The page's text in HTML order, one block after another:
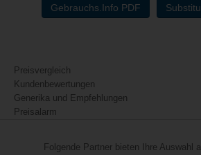
Gebrauchs.Info PDF
Preisvergleich
Kundenbewertungen
Generika und Empfehlungen
Preisalarm
Folgende Partner bieten Ihre Auswahl